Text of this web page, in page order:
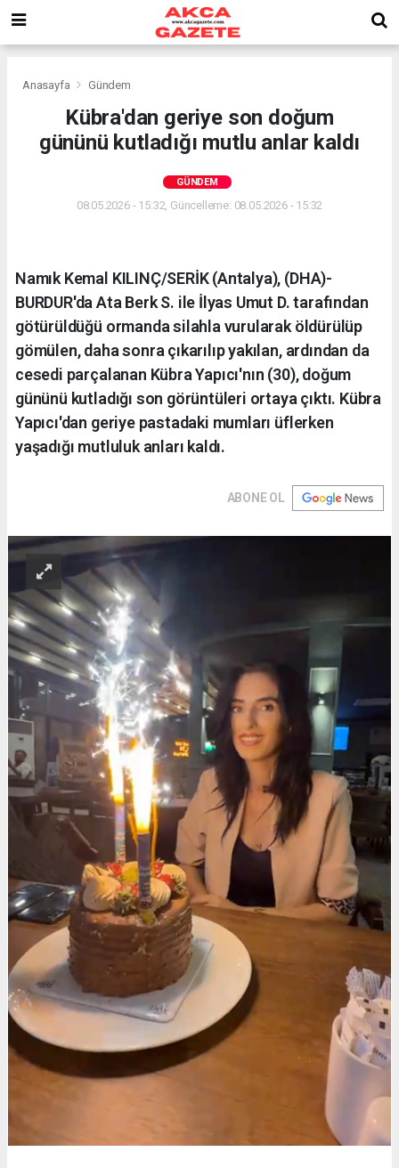
Anasayfa Gündem
Kübra'dan geriye son doğum
gününü kutladığı mutlu anlar kaldı
GÜNDEM
08.05.2026 - 15:32, Güncelleme: 08.05.2026 - 15:32
Namık Kemal KILINÇ/SERİK (Antalya), (DHA)-
BURDUR'da Ata Berk S. ile İlyas Umut D. tarafından
götürüldüğü ormanda silahla vurularak öldürülüp
gömülen, daha sonra çıkarılıp yakılan, ardından da
cesedi parçalanan Kübra Yapıcı'nın (30), doğum
gününü kutladığı son görüntüleri ortaya çıktı. Kübra
Yapıcı'dan geriye pastadaki mumları üflerken
yaşadığı mutluluk anları kaldı.
ABONE OL